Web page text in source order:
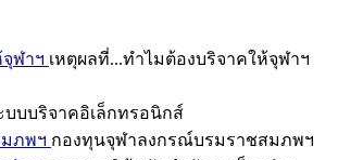
ฬาฯ เหตุผลที่...ทำไมต้องบริจาคให้จุฬาฯ
บบบริจาคอิเล็กทรอนิกส์
ภพฯ กองทุนจุฬาลงกรณ์บรมราชสมภพฯ